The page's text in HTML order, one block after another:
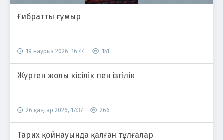
Ғибратты ғұмыр
19 наурыз 2026, 16:44 151
Жүрген жолы кісілік пен ізгілік
26 қаңтар 2026, 17:37 266
Тарих қойнауында қалған тұлғалар